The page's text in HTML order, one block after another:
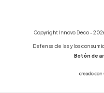
Copyright Innovo Deco -
Defensa de las y los
Botón de